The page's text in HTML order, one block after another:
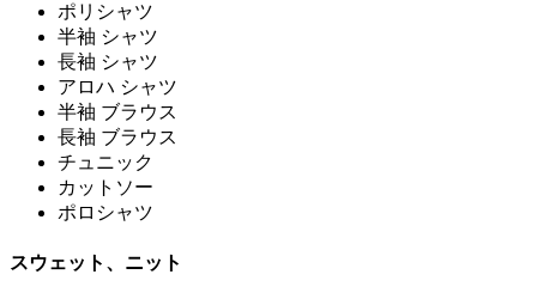
ポリシャツ
半袖 シャツ
長袖 シャツ
アロハ シャツ
半袖 ブラウス
長袖 ブラウス
チュニック
カットソー
ポロシャツ
スウェット、ニット